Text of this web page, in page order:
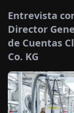
E-
PAPEL
Entrevista
Director
de Cuentas
Co. KG